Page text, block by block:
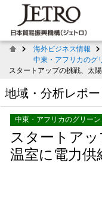
海外ビジネス情報
中東・アフリカのグ
スタートアップの挑戦、太
地域・分析レポー
中東・アフリカのグリー
スタートア
温室に電力供